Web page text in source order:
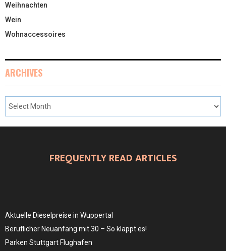
Weihnachten
Wein
Wohnaccessoires
ARCHIVES
FREQUENTLY READ ARTICLES
Aktuelle Dieselpreise in Wuppertal
Beruflicher Neuanfang mit 30 – So klappt es!
Parken Stuttgart Flughafen